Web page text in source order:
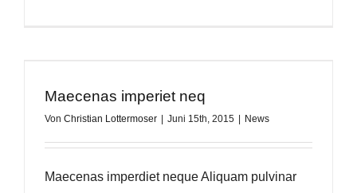
Maecenas imperiet neq
Von Christian Lottermoser Juni 15th, 2015 News
Maecenas imperdiet neque Aliquam pulvinar